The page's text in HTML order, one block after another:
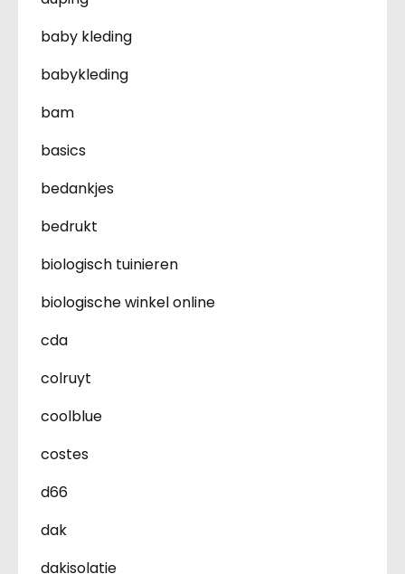
baby kleding
babykleding
bam
basics
bedankjes
bedrukt
biologisch tuinieren
biologische winkel online
cda
colruyt
coolblue
costes
d66
dak
dakisolatie